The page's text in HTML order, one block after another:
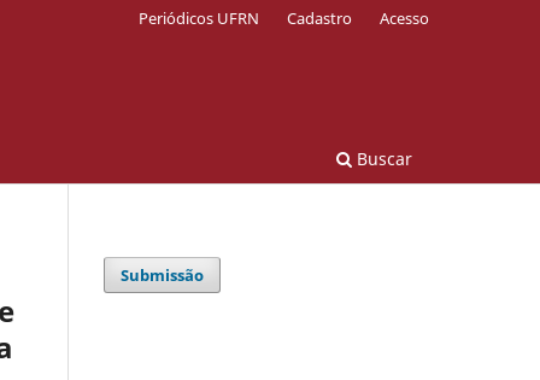
Buscar
Periódicos UFRN Cadastro Acesso
Submissão